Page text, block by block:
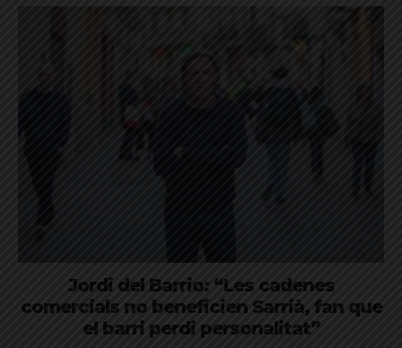
Jordi del Barrio: “Les cadenes
comercials no beneficien Sarrià, fan que
el barri perdi personalitat”